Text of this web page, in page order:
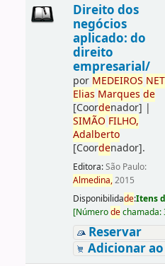
Direito dos
negócios
aplicado: do
direito
empresarial/
por MEDEIROS
Elias Marques de
[Coordenador] |
SIMÃO FILHO,
Adalberto
[Coordenador].
Editora:São Paulo:
Almedina,2015
Disponibilidade:Itens
[Númerodechamada:
Reservar
Adicionar